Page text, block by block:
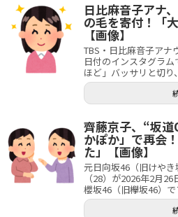
日比麻音子アナ
の毛を寄付！「
【画像】
TBS・日比麻音子アナ
日付のインスタグラ
ほど」バッサリと切り
齊藤京子、“坂
かぽか」で再会
た」【画像】
元日向坂46（旧けや
（28）が2026年2月
櫻坂46（旧欅坂46）